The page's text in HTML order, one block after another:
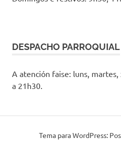
DESPACHO PARROQUIAL
A atención faise: luns,
a 21h30.
Tema para WordPress: